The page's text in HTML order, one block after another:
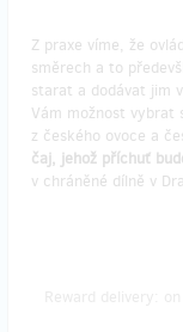
Z praxe víme, že
směrech a to
starat a dodávat jim
Vám možnost vybrat
z českého ovoce a
čaj, jehož příchuť
v chráněné dílně v